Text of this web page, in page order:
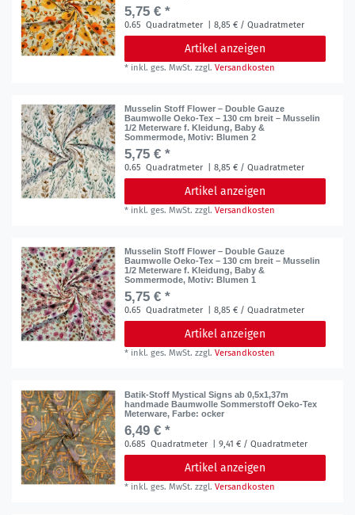
5,75 € *
0.65 Quadratmeter | 8,85 € / Quadratmeter
Artikel anzeigen
* inkl. ges. MwSt. zzgl.Versandkosten
Musselin Stoff Flower – Double Gauze
Baumwolle Oeko-Tex – 130 cm breit – Musselin
1/2 Meterware f. Kleidung, Baby &
Sommermode, Motiv: Blumen 2
5,75 € *
0.65 Quadratmeter | 8,85 € / Quadratmeter
Artikel anzeigen
* inkl. ges. MwSt. zzgl.Versandkosten
Musselin Stoff Flower – Double Gauze
Baumwolle Oeko-Tex – 130 cm breit – Musselin
1/2 Meterware f. Kleidung, Baby &
Sommermode, Motiv: Blumen 1
5,75 € *
0.65 Quadratmeter | 8,85 € / Quadratmeter
Artikel anzeigen
* inkl. ges. MwSt. zzgl.Versandkosten
Batik-Stoff Mystical Signs ab 0,5x1,37m
handmade Baumwolle Sommerstoff Oeko-Tex
Meterware, Farbe: ocker
6,49 € *
0.685 Quadratmeter | 9,41 € / Quadratmeter
Artikel anzeigen
* inkl. ges. MwSt. zzgl.Versandkosten